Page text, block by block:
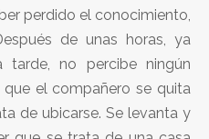
perdido el conocimiento,
de unas horas, ya
no percibe ningún
el compañero se quita
de ubicarse. Se levanta y